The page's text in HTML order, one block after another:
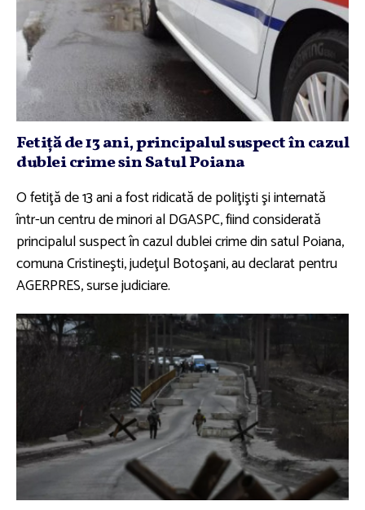
Fetiţă de 13 ani, principalul suspect în cazul
dublei crime sin Satul Poiana
O fetiţă de 13 ani a fost ridicată de poliţişti şi internată
într-un centru de minori al DGASPC, fiind considerată
principalul suspect în cazul dublei crime din satul Poiana,
comuna Cristineşti, judeţul Botoşani, au declarat pentru
AGERPRES, surse judiciare.